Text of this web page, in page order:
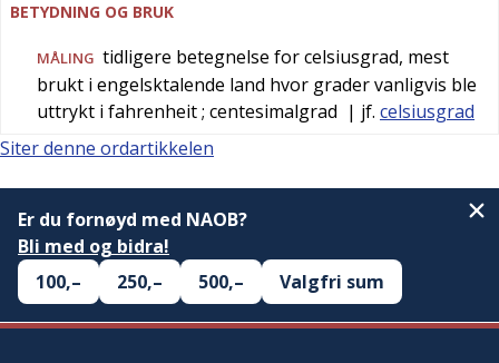
BETYDNING OG BRUK
MÅLING tidligere betegnelse for celsiusgrad, mest
brukt i engelsktalende land hvor grader vanligvis ble
uttrykt i fahrenheit; centesimalgrad | jf. celsiusgrad
Siter denne ordartikkelen
Er du fornøyd med NAOB?
Bli med og bidra!
100,–
250,– 500,– Valgfri sum